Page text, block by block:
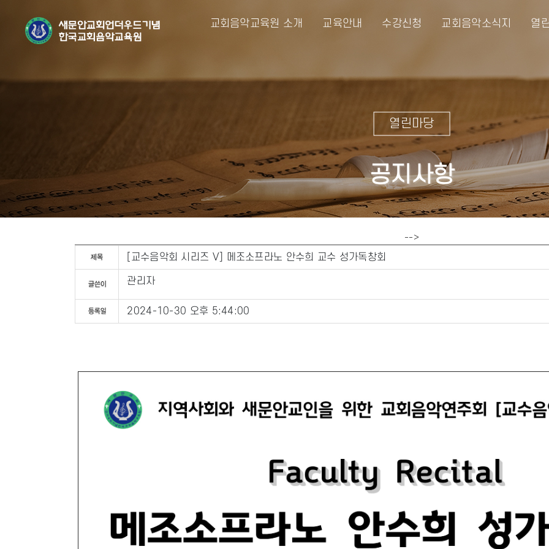
교회음악교육원 소개 교육안내 수강신청 교회음악소식지 열린
열린마당
공지사항
-->
[교수음악회 시리즈 V] 메조소프라노 안수희 교수 성가독창회
관리자
2024-10-30 오후 5:44:00